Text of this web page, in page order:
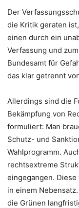
Der
die Kritik geraten
einen durch ein
Verfassung und
Bundesamt für
das klar getrennt
Allerdings sind die
Bekämpfung von
formuliert: Man
Schutz- und
Wahlprogramm.
rechtsextreme
eingegangen.
in einem
die Grünen